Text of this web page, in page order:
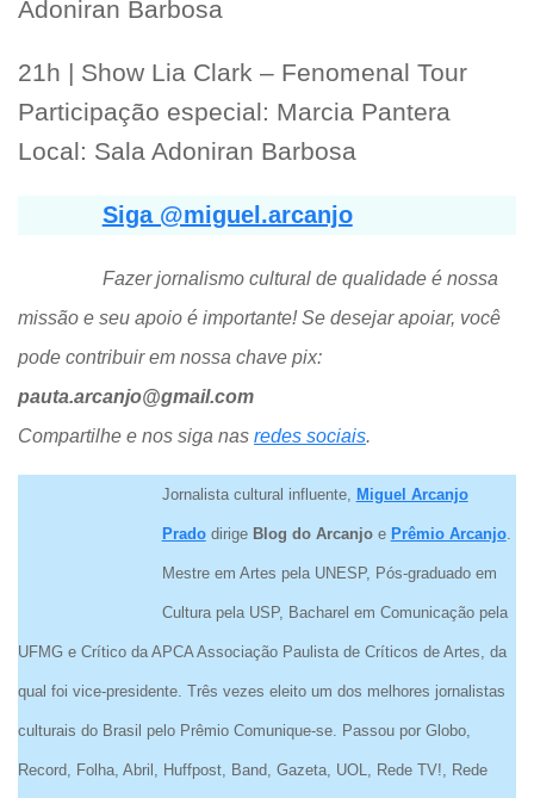
Adoniran Barbosa
21h | Show Lia Clark – Fenomenal Tour
Participação especial: Marcia Pantera
Local: Sala Adoniran Barbosa
Siga @miguel.arcanjo
Fazer jornalismo cultural de qualidade é nossa
missão e seu apoio é importante! Se desejar apoiar, você
pode contribuir em nossa chave pix:
pauta.arcanjo@gmail.com
Compartilhe e nos siga nas redes sociais.
Jornalista cultural influente, Miguel Arcanjo
Pradodirige Blog do Arcanjoe Prêmio Arcanjo.
Mestre em Artes pela UNESP, Pós-graduado em
Cultura pela USP, Bacharel em Comunicação pela
UFMG e Crítico da APCA Associação Paulista de Críticos de Artes, da
qual foi vice-presidente. Três vezes eleito um dos melhores jornalistas
culturais do Brasil pelo Prêmio Comunique-se. Passou por Globo,
Record, Folha, Abril, Huffpost, Band, Gazeta, UOL, Rede TV!, Rede